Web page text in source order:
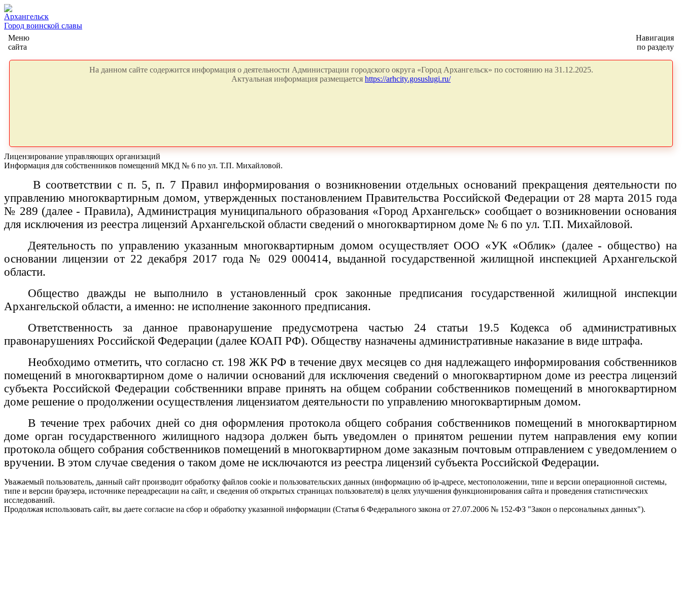
Архангельск
Город воинской славы
Меню
сайта
Навигация
по разделу
На данном сайте содержится информация о деятельности Администрации городского округа «Город Архангельск» по состоянию на 31.12.2025.
Актуальная информация размещается https://arhcity.gosuslugi.ru/
Лицензирование управляющих организаций
Информация для собственников помещений МКД № 6 по ул. Т.П. Михайловой.
В соответствии с п. 5, п. 7 Правил информирования о возникновении отдельных оснований прекращения деятельности по
управлению многоквартирным домом, утвержденных постановлением Правительства Российской Федерации от 28 марта 2015 года
№ 289 (далее - Правила), Администрация муниципального образования «Город Архангельск» сообщает о возникновении основания
для исключения из реестра лицензий Архангельской области сведений о многоквартирном доме № 6 по ул. Т.П. Михайловой.
Деятельность по управлению указанным многоквартирным домом осуществляет ООО «УК «Облик» (далее - общество) на
основании лицензии от 22 декабря 2017 года № 029 000414,выданнойгосударственной жилищной инспекцией Архангельской
области.
Общество дважды не выполнило в установленный срок законные предписания государственной жилищной инспекции
Архангельской области, а именно: не исполнение законного предписания.
Ответственность за данное правонарушение предусмотрена частью 24 статьи 19.5 Кодекса об административных
правонарушениях Российской Федерации (далее КОАП РФ). Обществу назначены административные наказание в виде штрафа.
Необходимо отметить, что согласно ст. 198 ЖК РФ в течение двух месяцев со дня надлежащего информирования собственников
помещений в многоквартирном доме о наличии оснований для исключения сведений о многоквартирном доме из реестра лицензий
субъекта Российской Федерации собственники вправе принять на общем собрании собственников помещений в многоквартирном
доме решение о продолжении осуществления лицензиатом деятельности по управлению многоквартирным домом.
В течение трех рабочих дней со дня оформления протокола общего собрания собственников помещений в многоквартирном
доме орган государственного жилищного надзора должен быть уведомлен о принятом решении путем направления ему копии
протокола общего собрания собственников помещений в многоквартирном доме заказным почтовым отправлением с уведомлением о
вручении. В этом случае сведения о таком доме не исключаются из реестра лицензий субъекта Российской Федерации.
Уважаемый пользователь, данный сайт производит обработку файлов cookie и пользовательских данных (информацию об ip-адресе, местоположении, типе и версии операционной системы,
типе и версии браузера, источнике переадресации на сайт, и сведения об открытых страницах пользователя) в целях улучшения функционирования сайта и проведения статистических
исследований.
Продолжая использовать сайт, вы даете согласие на сбор и обработку указанной информации (Статья 6 Федерального закона от 27.07.2006 № 152-ФЗ "Закон о персональных данных").